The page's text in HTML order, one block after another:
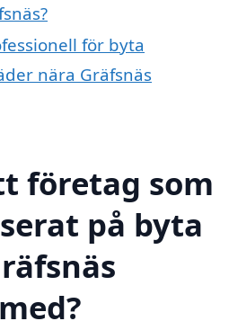
för byta
nära Gräfsnäs
företag som
på byta